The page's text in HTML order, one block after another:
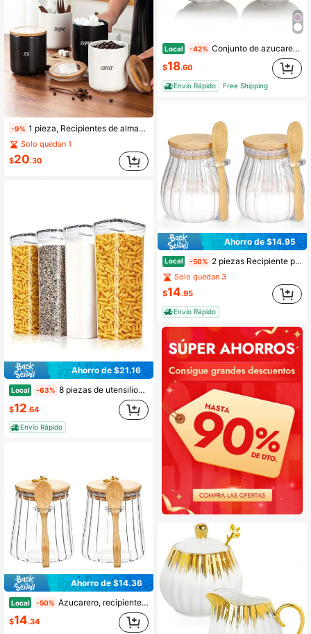
-9% 1 pieza, Recipientes de almacenamiento de alimentos de cerámica con tapas de madera, tarros para mostrador de cocina, tarros de alimentos de cerámica con tapa de madera hermética, recipiente de almacenamiento para cocina, café, harina, azúcar, especias, té, azúcar, utensilios de cocina, artículos talla grande baratos, regalo de Navidad de 28.7 onzas
Solo quedan 1
$20.30
Ahorro de $21.16
Local -63% 8 piezas de utensilios de cocina, cajas de pasta selladas con TAPAS, etiquetas y marcas - Contenedores versátiles para pasta, alimentos secos, harina y azúcar - Organizador y almacenamiento de cocina, apto para lavavajillas, regalos de Navidad para mujeres, almacén local, tocador
$12.64
Envío Rápido
Ahorro de $14.36
Local -50% Azucarero, recipiente para azúcar de 25.36 onzas fluidas, tarro de vidrio hermético para almacenamiento de alimentos, con tapa y cuchara, tarro para caramelos, accesorios para barra de café, almacenamiento de granos, polvo (cónico)
$14.34
Local -42% Conjunto de azucarera y lechera de cerámica real Sweejar, set de 3 piezas con jarra de crema, azucarera, azucarera con tapa y cuchara, juego de servir café, regalo de boda
$18.60
Envío Rápido Free Shipping
Ahorro de $14.95
Local -50% 2 piezas Recipiente para azúcar con tapa y cuchara de bambú, Tarro de vidrio para azúcar de 15 onzas para accesorios de barra de café, Canister de café, Decoración de cocina, Regalo de inauguración de la casa, Navidad, Diseño rellenable
Solo quedan 3
$14.95
Envío Rápido